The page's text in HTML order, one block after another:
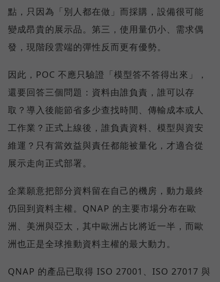
點，只因為「別人都在做」而採購，設備很可能
變成昂貴的展示品。第三，使用量仍小、需求偶
發，現階段雲端的彈性反而更有優勢。
因此，POC 不應只驗證「模型答不答得出來」，
還要回答三個問題：資料由誰負責，誰可以存
取？導入後能節省多少查找時間、傳輸成本或人
工作業？正式上線後，誰負責資料、模型與資安
維運？只有當效益與責任都能被量化，才適合從
展示走向正式部署。
企業願意把部分資料留在自己的機房，動力最終
仍回到資料主權。QNAP 的主要市場分布在歐
洲、美洲與亞太，其中歐洲占比將近一半，而歐
洲也正是全球推動資料主權的最大動力。
QNAP 的產品已取得 ISO 27001、ISO 27017 與